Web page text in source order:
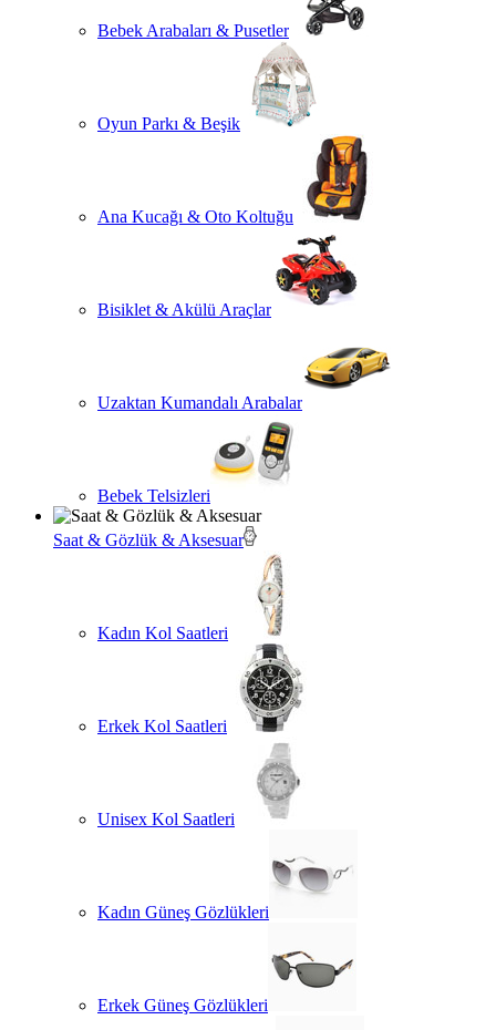
Bebek Arabaları & Pusetler
Oyun Parkı & Beşik
Ana Kucağı & Oto Koltuğu
Bisiklet & Akülü Araçlar
Uzaktan Kumandalı Arabalar
Bebek Telsizleri
Saat & Gözlük & Aksesuar
Kadın Kol Saatleri
Erkek Kol Saatleri
Unisex Kol Saatleri
Kadın Güneş Gözlükleri
Erkek Güneş Gözlükleri